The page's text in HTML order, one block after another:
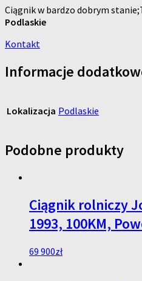
Ciągnik w bardzo dobrym
Podlaskie
Kontakt
Informacje
Lokalizacja Podlaskie
Podobne produkty
Ciągnik rolniczy
1993, 100KM,
69 900zł